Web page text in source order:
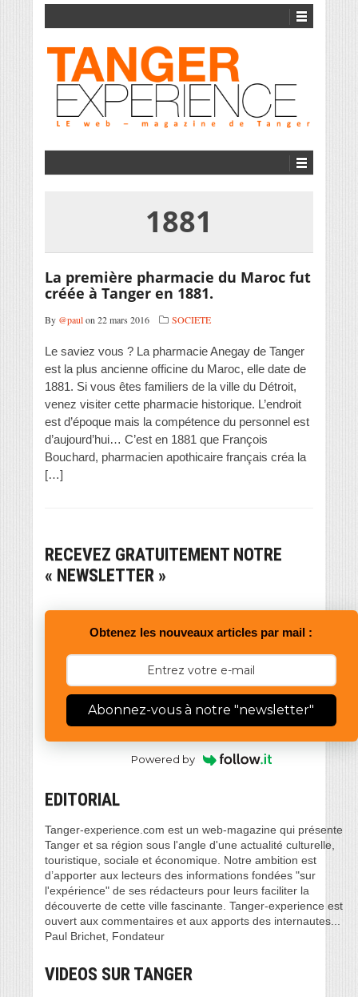
1881
La première pharmacie du Maroc fut
créée à Tanger en 1881.
By @paulon 22 mars 2016 SOCIETE
Le saviez vous ? La pharmacie Anegay de Tanger
est la plus ancienne officine du Maroc, elle date de
1881. Si vous êtes familiers de la ville du Détroit,
venez visiter cette pharmacie historique. L’endroit
est d’époque mais la compétence du personnel est
d’aujourd’hui… C’est en 1881 que François
Bouchard, pharmacien apothicaire français créa la
[…]
RECEVEZ GRATUITEMENT NOTRE
« NEWSLETTER »
Obtenez les nouveaux articles par mail :
Abonnez-vous à notre "newsletter"
Powered by
EDITORIAL
Tanger-experience.com est un web-magazine qui présente
Tanger et sa région sous l'angle d'une actualité culturelle,
touristique, sociale et économique. Notre ambition est
d’apporter aux lecteurs des informations fondées "sur
l'expérience" de ses rédacteurs pour leurs faciliter la
découverte de cette ville fascinante. Tanger-experience est
ouvert aux commentaires et aux apports des internautes...
Paul Brichet, Fondateur
VIDEOS SUR TANGER